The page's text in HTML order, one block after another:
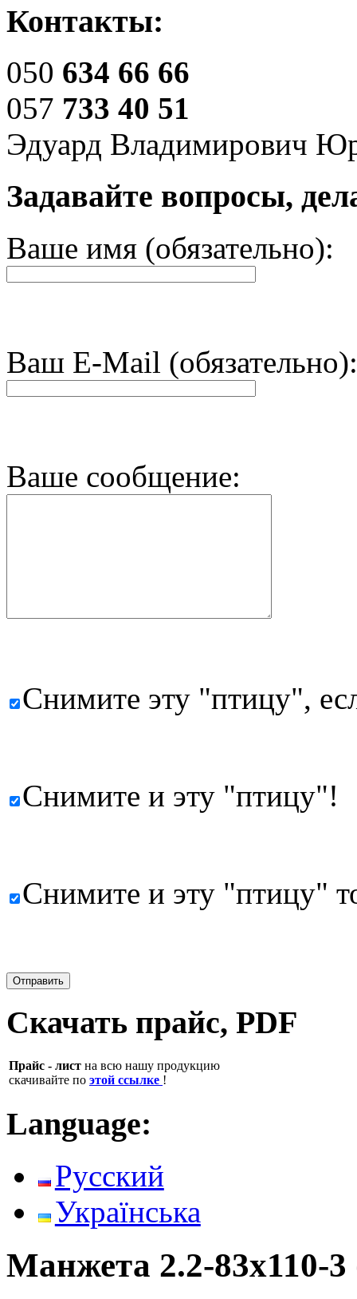
Контакты:
050 634 66 66
057 733 40 51
Эдуард Владимирович
Задавайте вопросы,
Ваше имя (обязательно):
Ваш E-Mail (обязательно):
Ваше сообщение:
Снимите эту "птицу",
Снимите и эту "птицу"!
Снимите и эту "птицу"
Скачать прайс, PDF
Прайс - лист на всю нашу продукцию
скачивайте по этой ссылке !
Language:
Русский
Українська
Манжета 2.2-83х110-